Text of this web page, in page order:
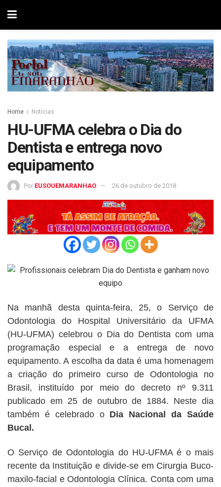
Home Notícias
HU-UFMA celebra o Dia do
Dentista e entrega novo
equipamento
Por EUSOUEMARANHAO 26 de outubro de 2018
Na manhã desta quinta-feira, 25, o Serviço de
Odontologia do Hospital Universitário da UFMA
(HU-UFMA) celebrou o Dia do Dentista com uma
programação especial e a entrega de novo
equipamento. A escolha da data é uma homenagem
a criação do primeiro curso de Odontologia no
Brasil, instituído por meio do decreto nº 9.311
publicado em 25 de outubro de 1884. Neste dia
também é celebrado o Dia Nacional da Saúde
Bucal.
O Serviço de Odontologia do HU-UFMA é o mais
recente da Instituição e divide-se em Cirurgia Buco-
maxilo-facial e Odontologia Clínica. Conta com uma